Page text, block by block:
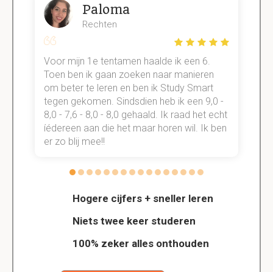
Hogere cijfers + sneller leren
Niets twee keer studeren
100% zeker alles onthouden
Paloma
Rechten
Voor mijn 1e tentamen haalde ik een 6.
Toen ben ik gaan zoeken naar manieren
om beter te leren en ben ik Study Smart
tegen gekomen. Sindsdien heb ik een 9,0 -
8,0 - 7,6 - 8,0 - 8,0 gehaald. Ik raad het echt
íédereen aan die het maar horen wil. Ik ben
er zo blij mee!!